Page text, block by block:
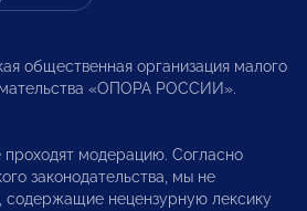
общественная организация малого
«ОПОРА РОССИИ».
модерацию. Согласно
законодательства, мы не
содержащие нецензурную лексику